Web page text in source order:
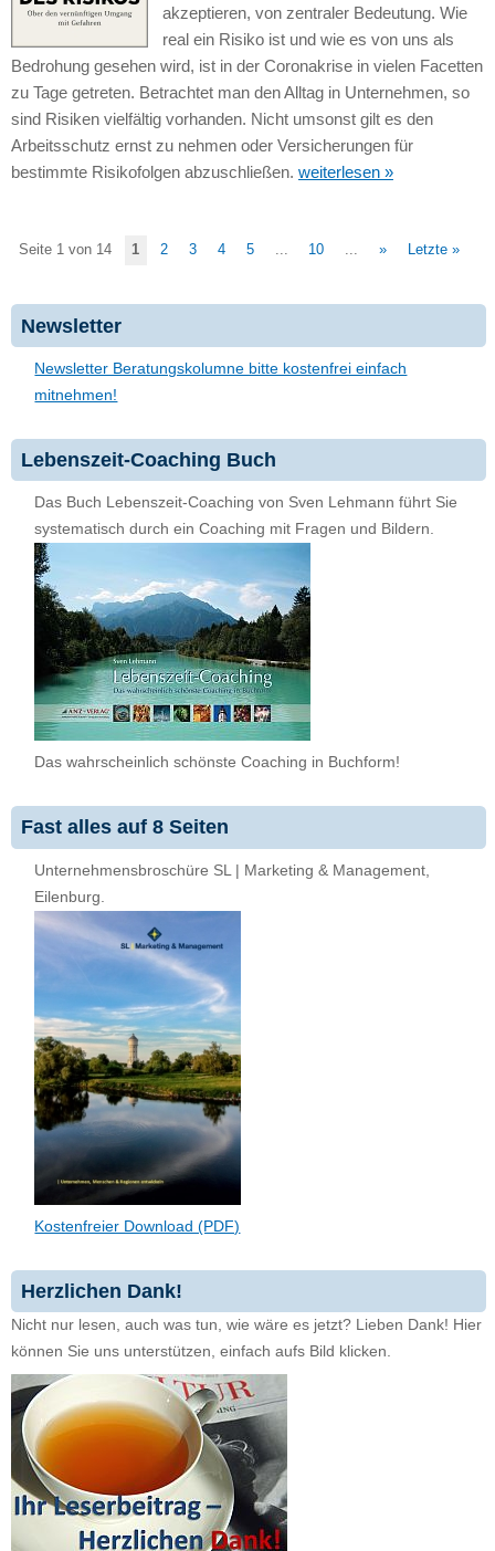
akzeptieren, von zentraler Bedeutung. Wie
real ein Risiko ist und wie es von uns als
Bedrohung gesehen wird, ist in der Coronakrise in vielen Facetten
zu Tage getreten. Betrachtet man den Alltag in Unternehmen, so
sind Risiken vielfältig vorhanden. Nicht umsonst gilt es den
Arbeitsschutz ernst zu nehmen oder Versicherungen für
bestimmte Risikofolgen abzuschließen. weiterlesen »
Seite 1 von 14 1 2 3 4 5 ... 10 ... » Letzte »
Newsletter
Newsletter Beratungskolumne bitte kostenfrei einfach
mitnehmen!
Lebenszeit-Coaching Buch
Das Buch Lebenszeit-Coaching von Sven Lehmann führt Sie
systematisch durch ein Coaching mit Fragen und Bildern.
Das wahrscheinlich schönste Coaching in Buchform!
Fast alles auf 8 Seiten
Unternehmensbroschüre SL | Marketing & Management,
Eilenburg.
Kostenfreier Download (PDF)
Herzlichen Dank!
Nicht nur lesen, auch was tun, wie wäre es jetzt? Lieben Dank! Hier
können Sie uns unterstützen, einfach aufs Bild klicken.